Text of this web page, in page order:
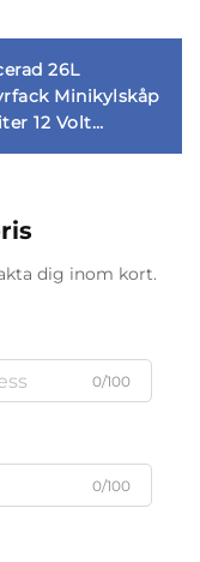
26L
Minikylskåp
12 Volt
Skyffak
dig inom kort.
0/100
0/100